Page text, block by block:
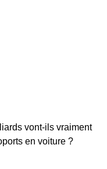
vont-ils vraiment
en voiture ?